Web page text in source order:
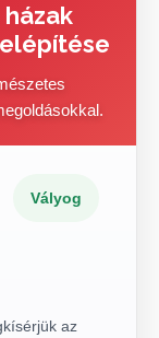
Vályog
az